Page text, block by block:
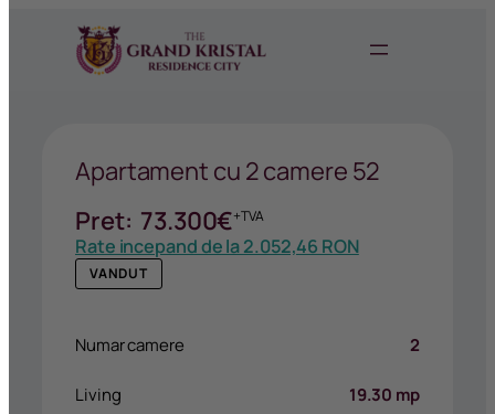
Apartament cu 2 camere 52
Pret: 73.300€+TVA
Rate incepand de la2.052,46 RON
VANDUT
Numar camere 2
Living 19.30 mp